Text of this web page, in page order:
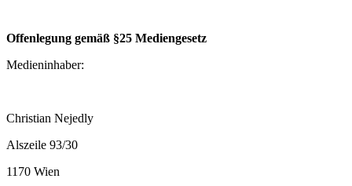
Offenlegung gemäß §25 Mediengesetz
Medieninhaber:
Christian Nejedly
Alszeile 93/30
1170 Wien